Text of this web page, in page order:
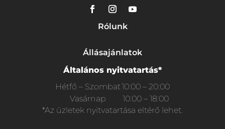
Rólunk
Állásajánlatok
Általános nyitvatartás*
Hétfő – Szombat10:00 – 20:00
Vasárnap
10:00 – 18:00
*Az üzletek nyitvatartása eltérő lehet.